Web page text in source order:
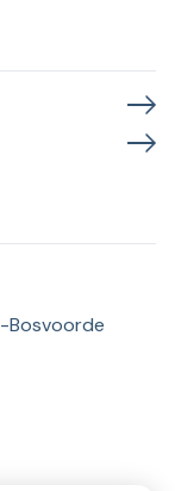
Bosvoorde